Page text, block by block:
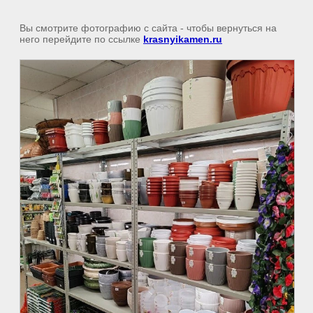
Вы смотрите фотографию с сайта - чтобы вернуться на
него перейдите по ссылке krasnyikamen.ru